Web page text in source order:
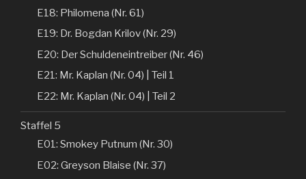
E18: Philomena (Nr. 61)
E19: Dr. Bogdan Krilov (Nr. 29)
E20: Der Schuldeneintreiber (Nr. 46)
E21: Mr. Kaplan (Nr. 04) | Teil 1
E22: Mr. Kaplan (Nr. 04) | Teil 2
Staffel 5
E01: Smokey Putnum (Nr. 30)
E02: Greyson Blaise (Nr. 37)